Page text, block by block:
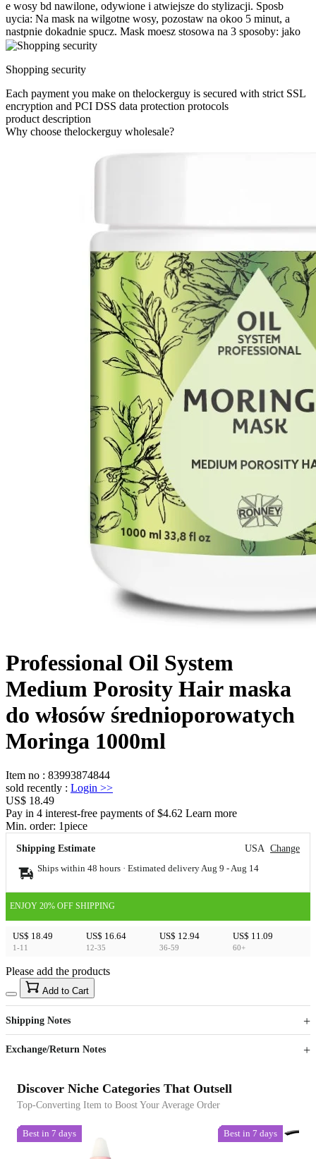
e wosy bd nawilone, odywione i atwiejsze do stylizacji. Sposb
uycia: Na mask na wilgotne wosy, pozostaw na okoo 5 minut, a
nastpnie dokadnie spucz. Mask moesz stosowa na 3 sposoby: jako
Shopping security
Each payment you make on thelockerguy is secured with strict SSL
encryption and PCI DSS data protection protocols
product description
Why choose thelockerguy wholesale?
Professional Oil System
Medium Porosity Hair maska
do włosów średnioporowatych
Moringa 1000ml
Item no : 83993874844
sold recently : Login >>
US$ 18.49
Pay in 4 interest-free payments of $4.62 Learn more
Min. order: 1piece
Shipping Estimate USA Change
Ships within 48 hours · Estimated delivery Aug 9 - Aug 14
ENJOY 20% OFF SHIPPING
US$ 18.49
1-11
US$ 16.64
12-35
US$ 12.94
36-59
US$ 11.09
60+
US$40
Sign up to your membership to get coupons up to
15%
Opportunity to enjoy order discount up to 15% off
Please add the products
Add to Cart
Shipping Notes
Exchange/Return Notes
Discover Niche Categories That Outsell
Top-Converting Item to Boost Your Average Order
Best in 7 days Best in 7 days